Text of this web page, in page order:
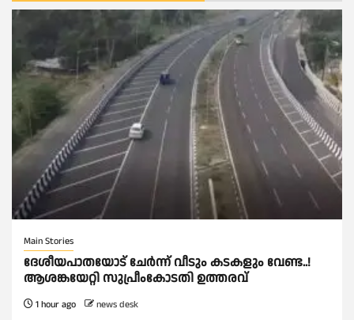
Main Stories
ദേശീയപാതയോട് ചേര്‍ന്ന് വീടും കടകളും വേണ്ട..!
ആശങ്കയേറ്റി സുപ്രീംകോടതി ഉത്തരവ്
1 hour ago news desk